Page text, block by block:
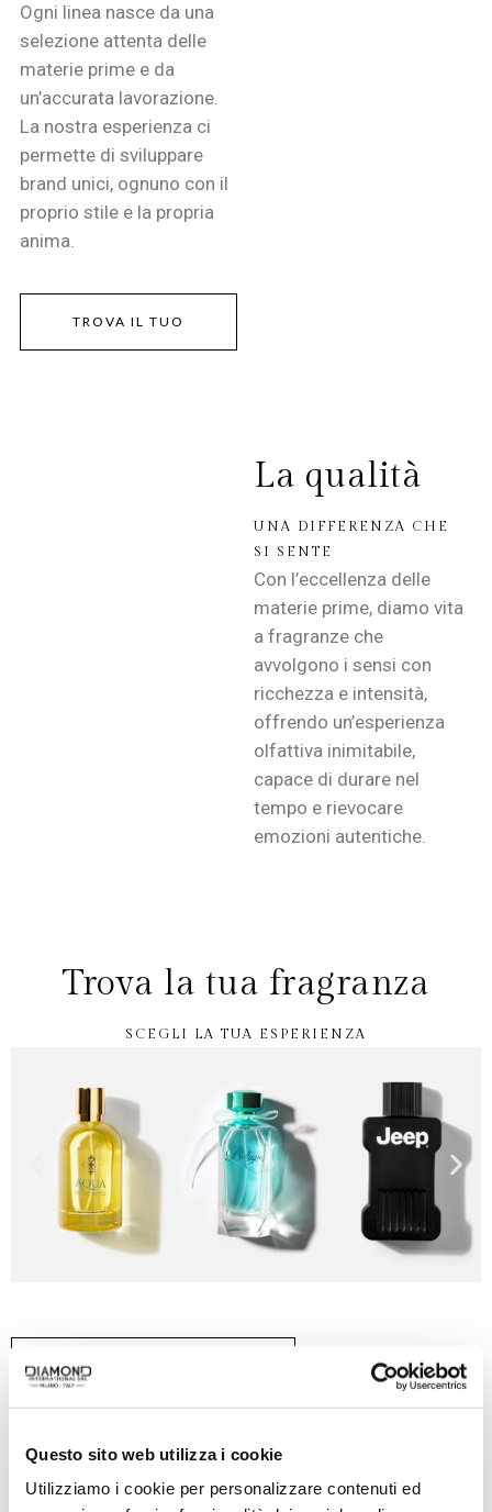
Questo sito web utilizza i cookie
Utilizziamo i cookie per personalizzare contenuti ed
Ogni linea nasce da una
selezione attenta delle
materie prime e da
un’accurata lavorazione.
La nostra esperienza ci
permette di sviluppare
brand unici, ognuno con il
proprio stile e la propria
anima.
TROVA IL TUO
La qualità
UNA DIFFERENZA CHE
SI SENTE
Con l’eccellenza delle
materie prime, diamo vita
a fragranze che
avvolgono i sensi con
ricchezza e intensità,
offrendo un’esperienza
olfattiva inimitabile,
capace di durare nel
tempo e rievocare
emozioni autentiche.
Trova la tua fragranza
SCEGLI LA TUA ESPERIENZA
SCOPRI TUTTI I BRAND